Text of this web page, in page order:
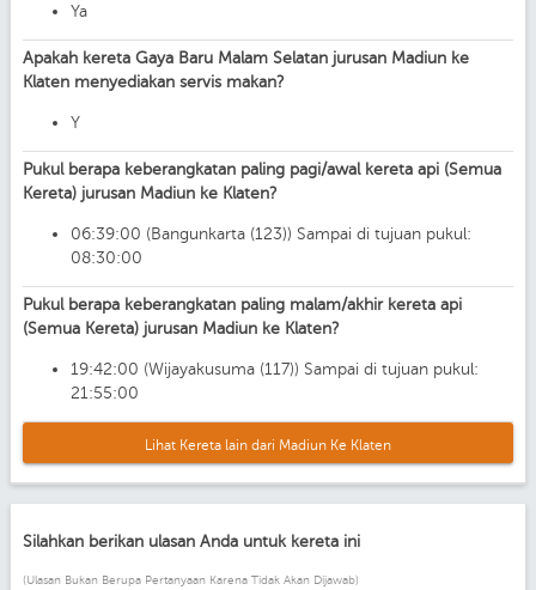
Ya
Apakah kereta Gaya Baru Malam Selatan jurusan Madiun ke
Klaten menyediakan servis makan?
Y
Pukul berapa keberangkatan paling pagi/awal kereta api (Semua
Kereta) jurusan Madiun ke Klaten?
06:39:00 (Bangunkarta (123)) Sampai di tujuan pukul:
08:30:00
Pukul berapa keberangkatan paling malam/akhir kereta api
(Semua Kereta) jurusan Madiun ke Klaten?
19:42:00 (Wijayakusuma (117)) Sampai di tujuan pukul:
21:55:00
Lihat Kereta lain dari Madiun Ke Klaten
Silahkan berikan ulasan Anda untuk kereta ini
(Ulasan Bukan Berupa Pertanyaan Karena Tidak Akan Dijawab)